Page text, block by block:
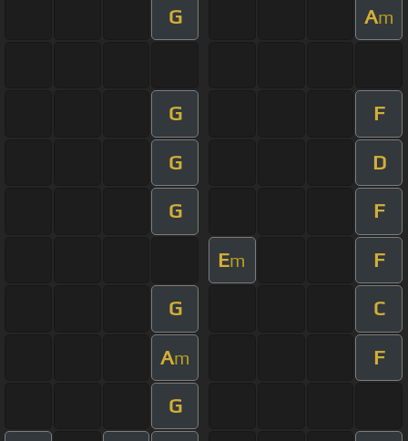
G Am
G F
G D
G F
Em F
G C
Am F
G